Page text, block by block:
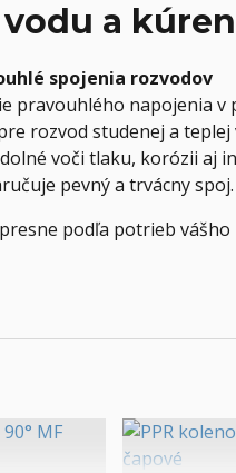
vodu a
spojenia rozvodov
pravouhlého napojenia v
rozvod studenej a teplej
voči tlaku, korózii aj
pevný a trvácny spoj.
podľa potrieb